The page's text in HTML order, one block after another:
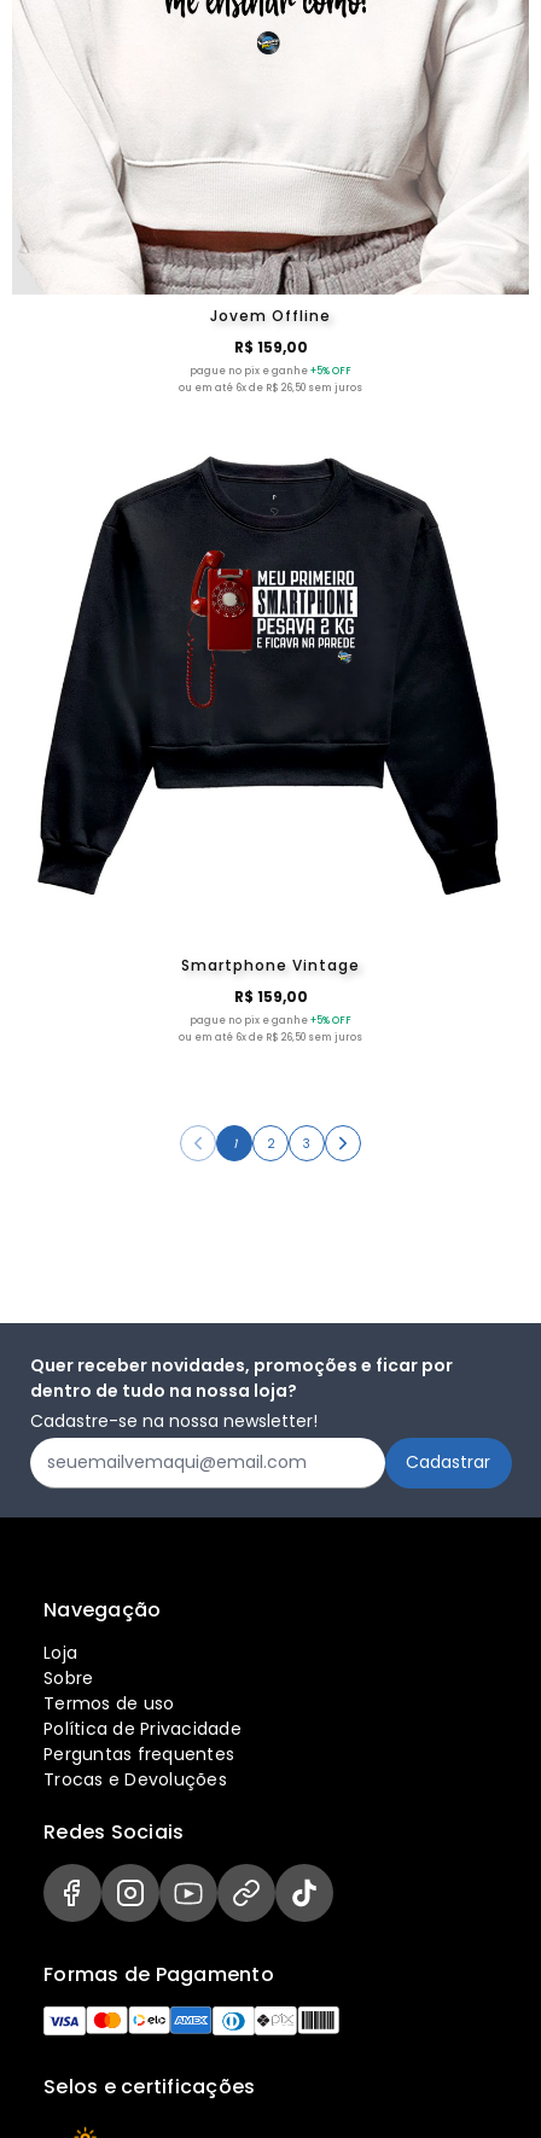
Jovem Offline
R$ 159,00
pague no pix e ganhe+5% OFF
ou em até 6x de R$ 26,50 sem juros
Smartphone Vintage
R$ 159,00
pague no pix e ganhe+5% OFF
ou em até 6x de R$ 26,50 sem juros
1 2 3
Quer receber novidades, promoções e ficar por
dentro de tudo na nossa loja?
Cadastre-se na nossa newsletter!
Navegação
Loja
Sobre
Termos de uso
Política de Privacidade
Perguntas frequentes
Trocas e Devoluções
Selos e certificações
Formas de Pagamento
Redes Sociais